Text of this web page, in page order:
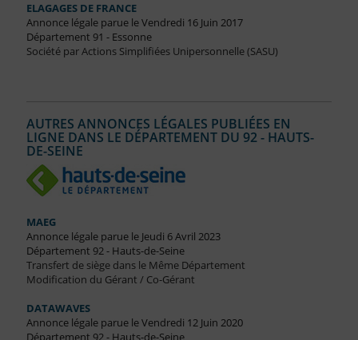
ELAGAGES DE FRANCE
Annonce légale parue le Vendredi 16 Juin 2017
Département 91 - Essonne
Société par Actions Simplifiées Unipersonnelle (SASU)
AUTRES ANNONCES LÉGALES PUBLIÉES EN
LIGNE DANS LE DÉPARTEMENT DU 92 - HAUTS-
DE-SEINE
MAEG
Annonce légale parue le Jeudi 6 Avril 2023
Département 92 - Hauts-de-Seine
Transfert de siège dans le Même Département
Modification du Gérant / Co-Gérant
DATAWAVES
Annonce légale parue le Vendredi 12 Juin 2020
Département 92 - Hauts-de-Seine